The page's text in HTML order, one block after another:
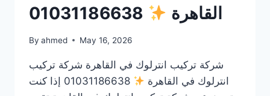
القاهرة
By ahmed May 16, 2026
شركة تركيب انترلوك في القاهرة شركة تركيب
انترلوك في القاهرة
01031186638 إذا كنت